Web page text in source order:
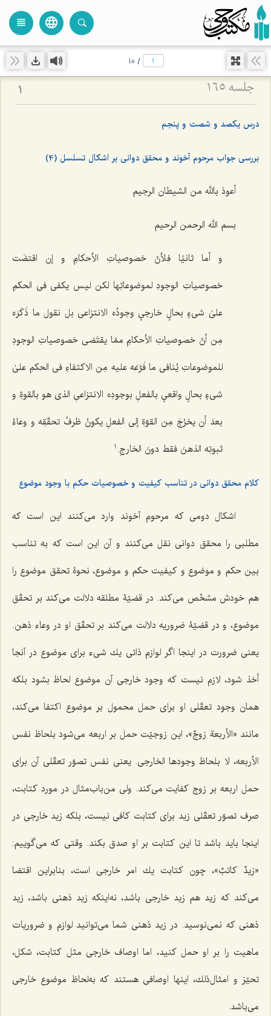
language
view_headline
/
10
جلسه ۱۶۵ 1
درس یکصد و شصت و پنجم
بررسی جواب مرحوم آخوند و محقق دوانی بر اشکال تسلسل (4)
أعوذ بالله من الشیطان الرجیم
بسم الله الرحمن الرحیم
و أما ثانیًا فلأنّ خصوصیاتِ الأحكامِ و إن اقتضَت
خصوصیاتِ الوجودِ لموضوعاتِها لكن لیس یكفی فی الحكمِ
علىٰ شی‌ءٍ بحالٍ خارجیٍ وجودُه الانتزاعی‌ بل نقول ما ذَكَرَه
مِن أنّ خصوصیاتِ الأحكامِ ممّا یقتَضی خصوصیاتِ الوجودِ
للموضوعاتِ یُنافی ما فَرَّعَه علیه مِن الاكتفاءِ فی الحكمِ علىٰ
شی‌ءٍ بحالٍ واقعیٍ بالفعلِ بوجودِه الانتزاعیِ الذی هو بالقوةِ و
بعدَ أن یخرُجَ مِن القوّةِ إلى الفعلِ یكونُ ظرفُ تحقّقِه و وعاءُ
ثبوتِه الذهنَ فقط دونَ الخارجِ.1
کلام محقق دوانی در تناسب کیفیت و خصوصیات حکم با وجود موضوع
اشكال دومى كه مرحوم آخوند وارد مى‌كنند این است كه
مطلبى را محقق دوانى نقل مى‌كنند و آن این است كه به تناسب
بین حكم و موضوع و کیفیت حکم و موضوع، نحوۀ تحقق موضوع را
هم خودش مشخّص مى‌كند. در قضیّۀ مطلقه دلالت مى‌كند بر تحقّق
موضوع، و در قضیّۀ ضروریه دلالت مى‌كند بر تحقّق او در وعاء ذهن.
یعنى ضرورت در اینجا اگر لوازم ذاتى یك شیء براى موضوع در آنجا
أخذ شود، لازم نیست كه وجود خارجى آن موضوع لحاظ بشود بلكه
همان وجود تعقّلى او براى حمل محمول بر موضوع اكتفا مى‌كند،
مانند «الأربعة زوجٌ»، این زوجیّت حمل بر اربعه مى‌شود بلحاظ نفس
الأربعه، لا بلحاظ وجودها الخارجی. یعنى نفس تصوّر تعقّلى آن براى
حمل اربعه بر زوج كفایت مى‌كند. ولى من‌باب‌مثال در مورد كتابت،
صرف تصوّر تعقّلى زید براى كتابت كافى نیست، بلكه زید خارجى در
اینجا باید باشد تا این كتابت بر او صدق بكند. وقتى كه مى‌گوییم:
«زیدٌ كاتبٌ»، چون كتابت یك امر خارجى است، بنابراین اقتضا
مى‌كند که زید هم زید خارجى باشد، نه‌اینكه زید ذهنی باشد، زید
ذهنى كه نمى‌نوسید. در زید ذهنی شما می‌توانید لوازم و ضروریات
ماهیت را بر او حمل كنید، اما اوصاف خارجی مثل كتابت، شكل،
تحیّز و امثال‌ذلك، اینها اوصافى هستند که به‌لحاظ موضوع خارجى
مى‌باشد.